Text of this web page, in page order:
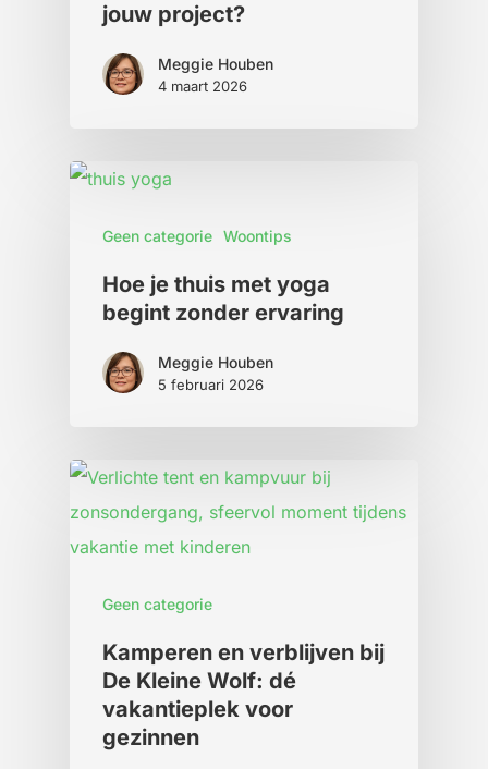
jouw project?
Meggie Houben
4 maart 2026
Geen categorie Woontips
Hoe je thuis met yoga
begint zonder ervaring
Meggie Houben
5 februari 2026
Geen categorie
Kamperen en verblijven bij
De Kleine Wolf: dé
vakantieplek voor
gezinnen